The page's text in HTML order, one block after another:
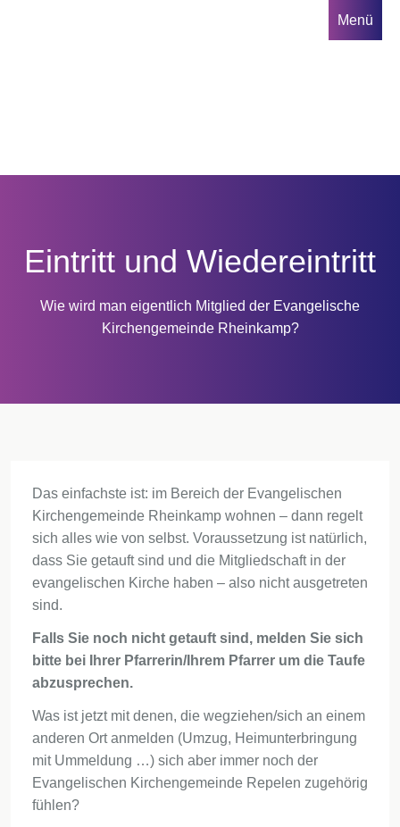
Menü
Eintritt und Wiedereintritt
Wie wird man eigentlich Mitglied der Evangelische
Kirchengemeinde Rheinkamp?
Das einfachste ist: im Bereich der Evangelischen
Kirchengemeinde Rheinkamp wohnen – dann regelt
sich alles wie von selbst. Voraussetzung ist natürlich,
dass Sie getauft sind und die Mitgliedschaft in der
evangelischen Kirche haben – also nicht ausgetreten
sind.
Falls Sie noch nicht getauft sind, melden Sie sich
bitte bei Ihrer Pfarrerin/Ihrem Pfarrer um die Taufe
abzusprechen.
Was ist jetzt mit denen, die wegziehen/sich an einem
anderen Ort anmelden (Umzug, Heimunterbringung
mit Ummeldung …) sich aber immer noch der
Evangelischen Kirchengemeinde Repelen zugehörig
fühlen?